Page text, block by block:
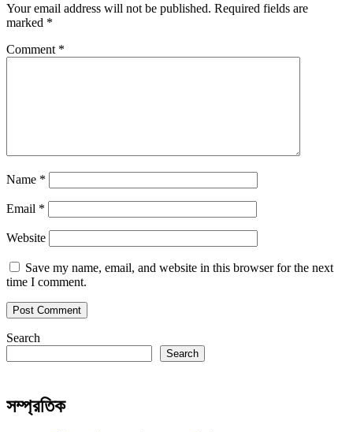
Your email address will not be published. Required fields are
marked *
Comment *
Name *
Email *
Website
Save my name, email, and website in this browser for the next
time I comment.
Search
Search
সম্প্রতিক